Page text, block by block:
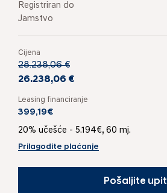
Registriran do
Jamstvo
Cijena
28.238,06 €
26.238,06 €
Leasing financiranje
399,19€
20% učešće - 5.194€, 60 mj.
Prilagodite plaćanje
Pošaljite upit